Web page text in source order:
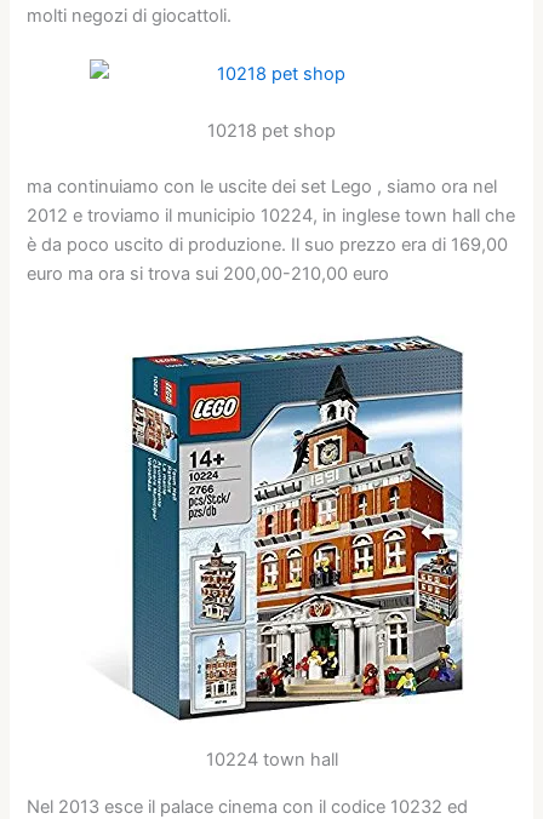
molti negozi di giocattoli.
10218 pet shop
ma continuiamo con le uscite dei set Lego , siamo ora nel
2012 e troviamo il municipio 10224, in inglese town hall che
è da poco uscito di produzione. Il suo prezzo era di 169,00
euro ma ora si trova sui 200,00-210,00 euro
10224 town hall
Nel 2013 esce il palace cinema con il codice 10232 ed